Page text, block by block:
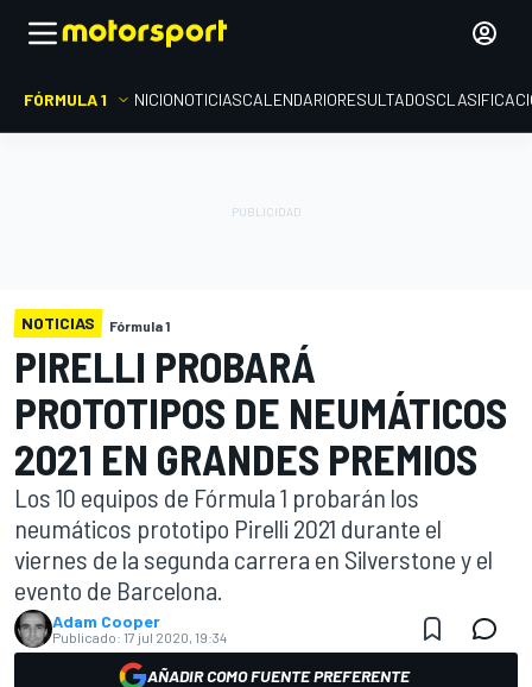
FÓRMULA 1 INICIONOTICIASCALENDARIORESULTADOS
NOTICIAS Fórmula 1
PIRELLI PROBARÁ
PROTOTIPOS DE NEUMÁTICOS
2021 EN GRANDES PREMIOS
Los 10 equipos de Fórmula 1 probarán los
neumáticos prototipo Pirelli 2021 durante el
viernes de la segunda carrera en Silverstone y el
evento de Barcelona.
Adam Cooper
Publicado: 17 jul 2020, 19:34
AÑADIR COMO FUENTE PREFERENTE